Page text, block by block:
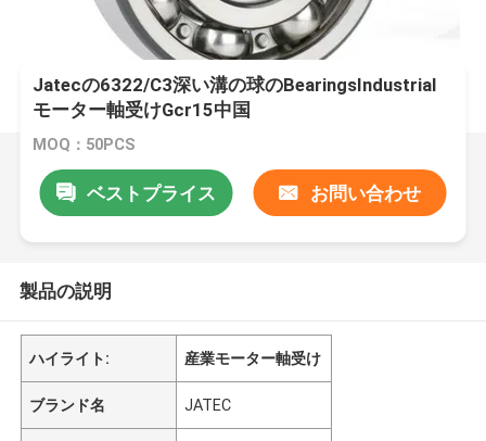
Jatecの6322/C3深い溝の球のBearingsIndustrial
モーター軸受けGcr15中国
MOQ：50PCS
ベストプライス お問い合わせ
製品の説明
ハイライト: 産業モーター軸受け
ブランド名 JATEC